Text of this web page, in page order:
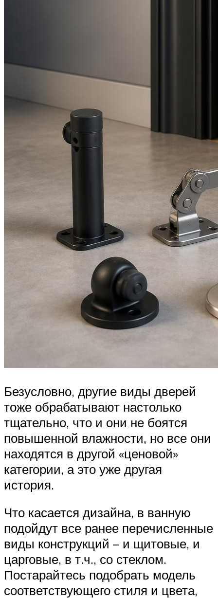
Безусловно, другие виды дверей
тоже обрабатывают настолько
тщательно, что и они не боятся
повышенной влажности, но все они
находятся в другой «ценовой»
категории, а это уже другая
история.
Что касается дизайна, в ванную
подойдут все ранее перечисленные
виды конструкций – и щитовые, и
царговые, в т.ч., со стеклом.
Постарайтесь подобрать модель
соответствующего стиля и цвета,